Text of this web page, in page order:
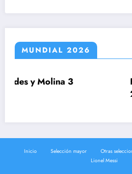
MUNDIAL 2026
FIFA,
2030 con ¡64
Inicio Selección mayor Otras
Lionel Messi